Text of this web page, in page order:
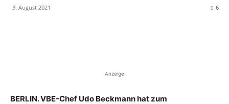
3. August 2021 6
Anzeige
BERLIN. VBE-Chef Udo Beckmann hat zum